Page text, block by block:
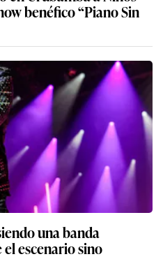
benéfico “Piano Sin
una banda
escenario sino